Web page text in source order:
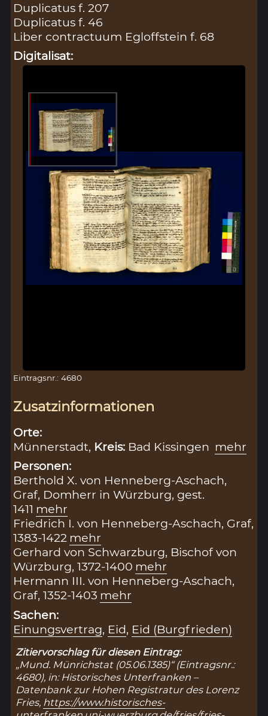
Duplicatus f. 207
Duplicatus f. 46
Liber contractuum Egloffstein f. 68
Digitalisat:
Eintragsnr.: 4680
Zusatzinformationen
Orte:
Münnerstadt, Kreis: Bad Kissingen mehr
Personen:
Berthold X. von Henneberg-Aschach,
Graf, Domherr in Würzburg, gest.
1411 mehr
Friedrich I. von Henneberg-Aschach, Graf,
1383-1422 mehr
Gerhard von Schwarzburg, Bischof von
Würzburg, 1372-1400 mehr
Hermann III. von Henneberg-Aschach,
Graf, 1352-1403 mehr
Sachen:
Einungsvertrag, Eid, Eid (Burgfrieden)
Zitiervorschlag für diesen Eintrag:
„Mund. Münrichstat (05.06.1385)“ (Eintragsnr.:
4680), in: Historisches Unterfranken –
Datenbank zur Hohen Registratur des Lorenz
Fries, https://www.historisches-